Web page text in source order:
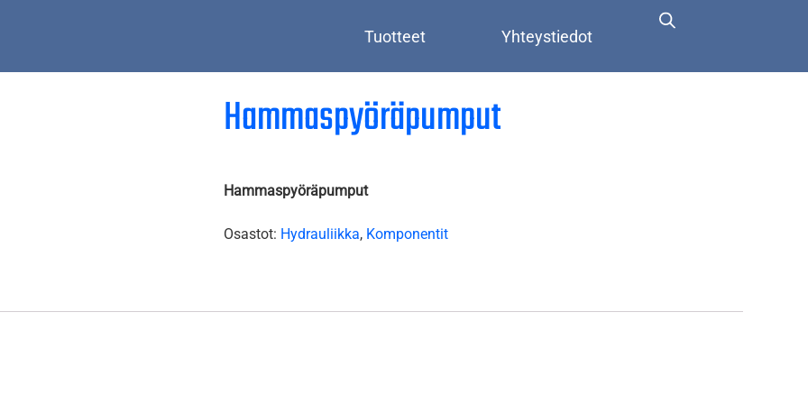
Tuotteet Yhteystiedot
Hammaspyöräpumput
Hammaspyöräpumput
Osastot: Hydrauliikka, Komponentit